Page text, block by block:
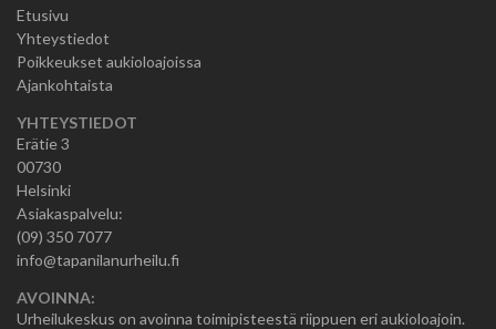
Etusivu
Yhteystiedot
Poikkeukset aukioloajoissa
Ajankohtaista
YHTEYSTIEDOT
Erätie 3
00730
Helsinki
Asiakaspalvelu:
(09) 350 7077
info@tapanilanurheilu.fi
AVOINNA:
Urheilukeskus on avoinna toimipisteestä riippuen eri aukioloajoin.